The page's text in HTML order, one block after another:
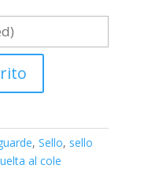
, Sello, sello
al cole